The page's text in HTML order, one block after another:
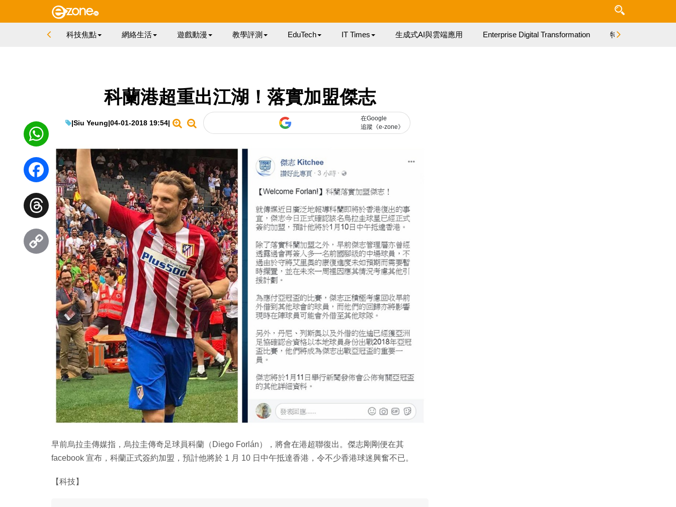
科技焦點 網絡生活 遊戲動漫 教學評測 EduTech IT Times 生成式AI與雲端應用 Enterprise Digital Transformation 特集
科蘭港超重出江湖！落實加盟傑志
|Siu Yeung|04-01-2018 19:54|
在Google
追蹤《e-zone》
早前烏拉圭傳媒指，烏拉圭傳奇足球員科蘭（Diego Forlán），將會在港超聯復出。傑志剛剛便在其
facebook 宣布，科蘭正式簽約加盟，預計他將於 1 月 10 日中午抵達香港，令不少香港球迷興奮不已。
【科技】
WhatsApp
Facebook
Threads
Copy